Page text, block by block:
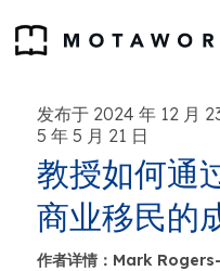
发布于 2024 年 12 月
5 年 5 月 21 日
教授如何通
商业移民的
作者详情：Mark